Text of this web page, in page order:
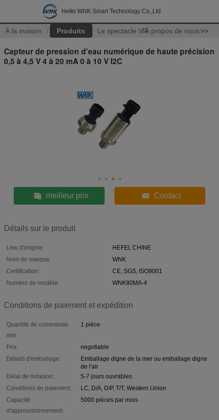
Hefei WNK Smart Technology Co.,Ltd
À la maison Produits Le spectacle VRÀ propos de nous>>
Capteur de pression d'eau numérique de haute précision
0,5 à 4,5 V 4 à 20 mA 0 à 10 V I2C
meilleur prix Contact
Détails sur le produit
Lieu d'origine:
HEFEI, CHINE
Nom de marque:
WNK
Certification:
CE, SGS, ISO9001
Numéro de modèle:
WNK80MA-4
Conditions de paiement et expédition
Quantité de commande
min:
1 pièce
Prix:
negotiable
Détails d'emballage:
Emballage digne de la mer ou emballage digne
de l'air
Délai de livraison:
5-7 jours ouvrables
Conditions de paiement:
LC, D/A, D/P, T/T, Western Union
Capacité
d'approvisionnement:
5000 pièces par mois